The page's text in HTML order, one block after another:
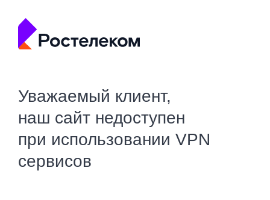
Уважаемый клиент,
наш сайт недоступен
при использовании VPN
сервисов